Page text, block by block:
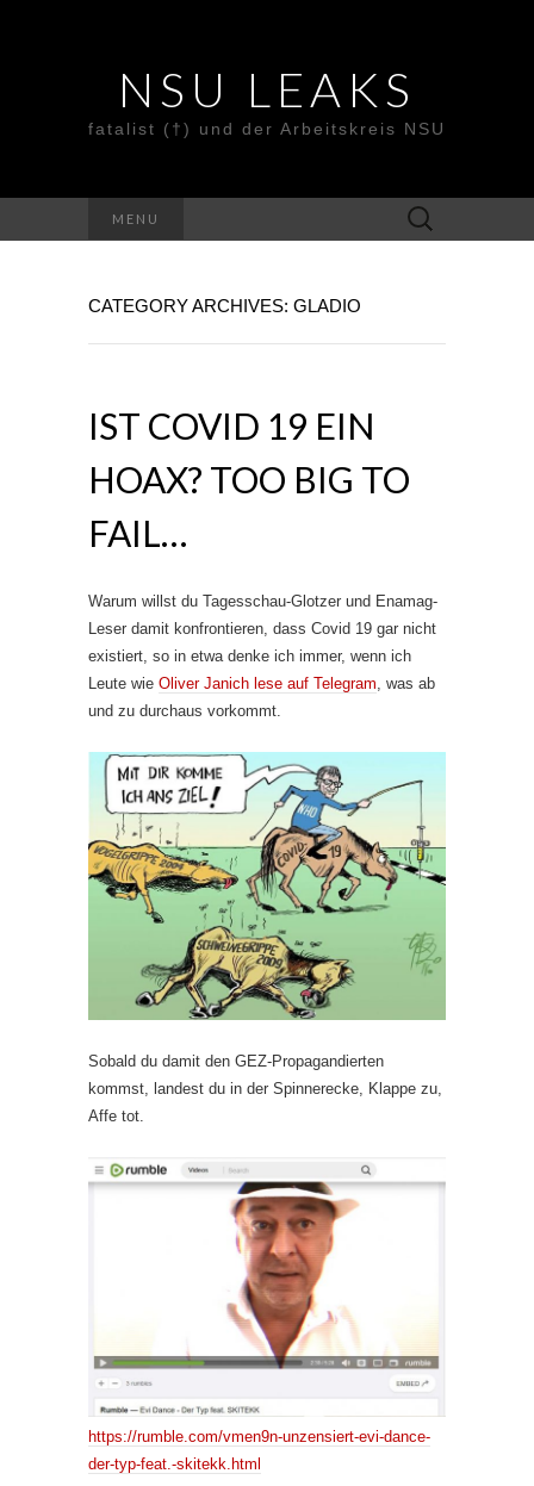
NSU LEAKS
fatalist (†) und der Arbeitskreis NSU
MENU
Suche
nach:
CATEGORY ARCHIVES: GLADIO
IST COVID 19 EIN
HOAX? TOO BIG TO
FAIL…
Warum willst du Tagesschau-Glotzer und Enamag-
Leser damit konfrontieren, dass Covid 19 gar nicht
existiert, so in etwa denke ich immer, wenn ich
Leute wie Oliver Janich lese auf Telegram, was ab
und zu durchaus vorkommt.
Sobald du damit den GEZ-Propagandierten
kommst, landest du in der Spinnerecke, Klappe zu,
Affe tot.
https://rumble.com/vmen9n-unzensiert-evi-dance-
der-typ-feat.-skitekk.html